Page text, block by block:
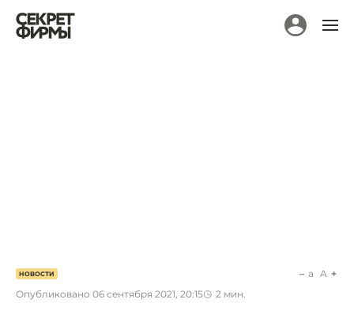
НОВОСТИ
Опубликовано 06 сентября 2021, 20:15 2 мин.
a A